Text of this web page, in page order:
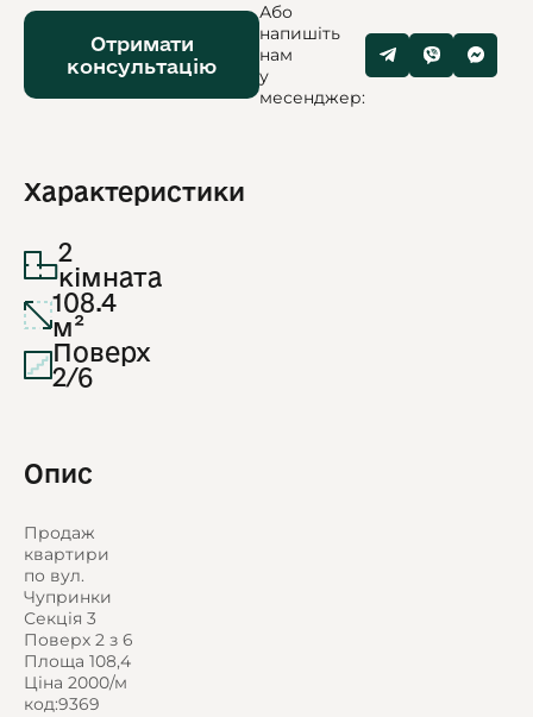
Отримати
консультацію
Або
напишіть
нам
у
месенджер:
Характеристики
2
кімната
108.4
м²
Поверх
2/6
Опис
Продаж
квартири
по вул.
Чупринки
Секція 3
Поверх 2 з 6
Площа 108,4
Ціна 2000/м
код:9369